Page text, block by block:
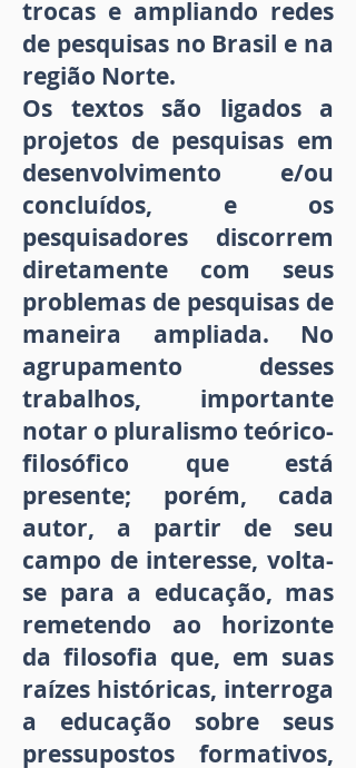
trocas e ampliando redes
de pesquisas no Brasil e na
região Norte.
Os textos são ligados a
projetos de pesquisas em
desenvolvimento e/ou
concluídos, e os
pesquisadores discorrem
diretamente com seus
problemas de pesquisas de
maneira ampliada. No
agrupamento desses
trabalhos, importante
notar o pluralismo teórico-
filosófico que está
presente; porém, cada
autor, a partir de seu
campo de interesse, volta-
se para a educação, mas
remetendo ao horizonte
da filosofia que, em suas
raízes históricas, interroga
a educação sobre seus
pressupostos formativos,